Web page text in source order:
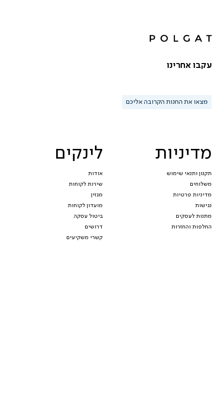
מדיניות
תקנון ותנאי שימוש
משלוחים
מדיניות פרטיות
נגישות
מתנות לעסקים
החלפות והחזרות
לינקים
אודות
שירות לקוחות
מגזין
מועדון לקוחות
ביטול עסקה
דרושים
קשרי משקיעים
עקבו אחרינו
מצאו את החנות הקרובה אליכם